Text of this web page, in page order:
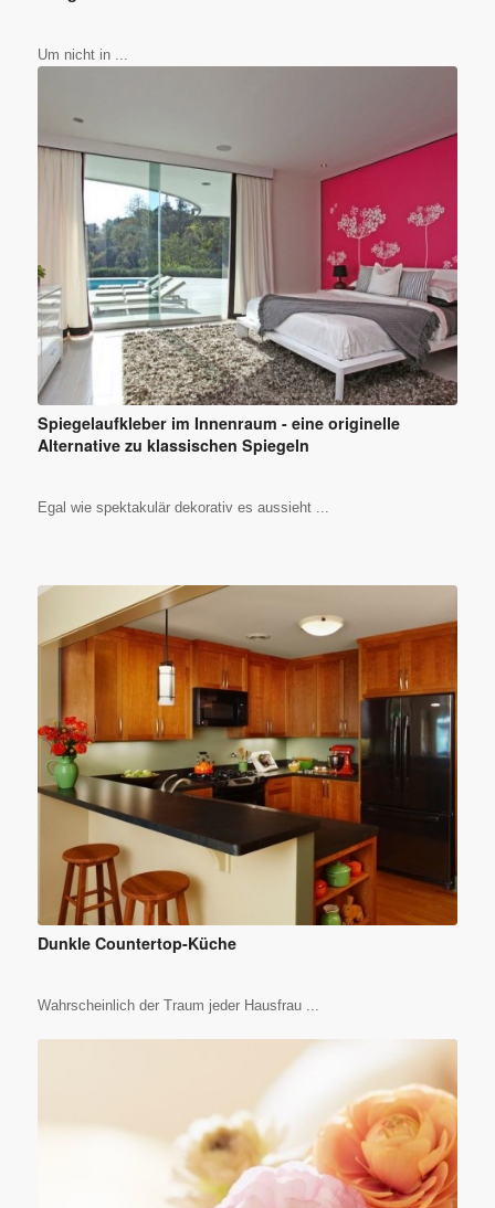
Um nicht in ...
Spiegelaufkleber im Innenraum - eine originelle
Alternative zu klassischen Spiegeln
Egal wie spektakulär dekorativ es aussieht ...
Dunkle Countertop-Küche
Wahrscheinlich der Traum jeder Hausfrau ...